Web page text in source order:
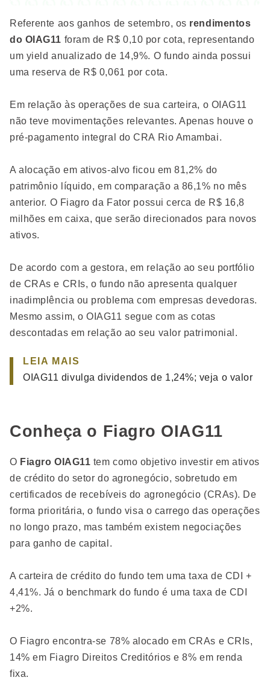
Referente aos ganhos de setembro, os rendimentos
do OIAG11 foram de R$ 0,10 por cota, representando
um yield anualizado de 14,9%. O fundo ainda possui
uma reserva de R$ 0,061 por cota.
Em relação às operações de sua carteira, o OIAG11
não teve movimentações relevantes. Apenas houve o
pré-pagamento integral do CRA Rio Amambai.
A alocação em ativos-alvo ficou em 81,2% do
patrimônio líquido, em comparação a 86,1% no mês
anterior. O Fiagro da Fator possui cerca de R$ 16,8
milhões em caixa, que serão direcionados para novos
ativos.
De acordo com a gestora, em relação ao seu portfólio
de CRAs e CRIs, o fundo não apresenta qualquer
inadimplência ou problema com empresas devedoras.
Mesmo assim, o OIAG11 segue com as cotas
descontadas em relação ao seu valor patrimonial.
LEIA MAIS
OIAG11 divulga dividendos de 1,24%; veja o valor
Conheça o Fiagro OIAG11
O Fiagro OIAG11 tem como objetivo investir em ativos
de crédito do setor do agronegócio, sobretudo em
certificados de recebíveis do agronegócio (CRAs). De
forma prioritária, o fundo visa o carrego das operações
no longo prazo, mas também existem negociações
para ganho de capital.
A carteira de crédito do fundo tem uma taxa de CDI +
4,41%. Já o benchmark do fundo é uma taxa de CDI
+2%.
O Fiagro encontra-se 78% alocado em CRAs e CRIs,
14% em Fiagro Direitos Creditórios e 8% em renda
fixa.